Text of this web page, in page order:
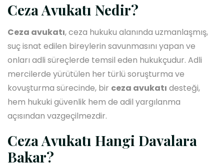
Ceza Avukatı Nedir?
Ceza avukatı, ceza hukuku alanında uzmanlaşmış,
suç isnat edilen bireylerin savunmasını yapan ve
onları adli süreçlerde temsil eden hukukçudur. Adli
mercilerde yürütülen her türlü soruşturma ve
kovuşturma sürecinde, bir ceza avukatı desteği,
hem hukuki güvenlik hem de adil yargılanma
açısından vazgeçilmezdir.
Ceza Avukatı Hangi Davalara
Bakar?